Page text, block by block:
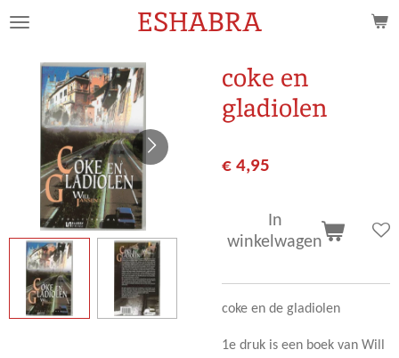
Ga
hoofdinhoud
ESHABRA
coke en
gladiolen
€ 4,95
In
winkelwagen
coke en de gladiolen
1e druk is een boek van Will